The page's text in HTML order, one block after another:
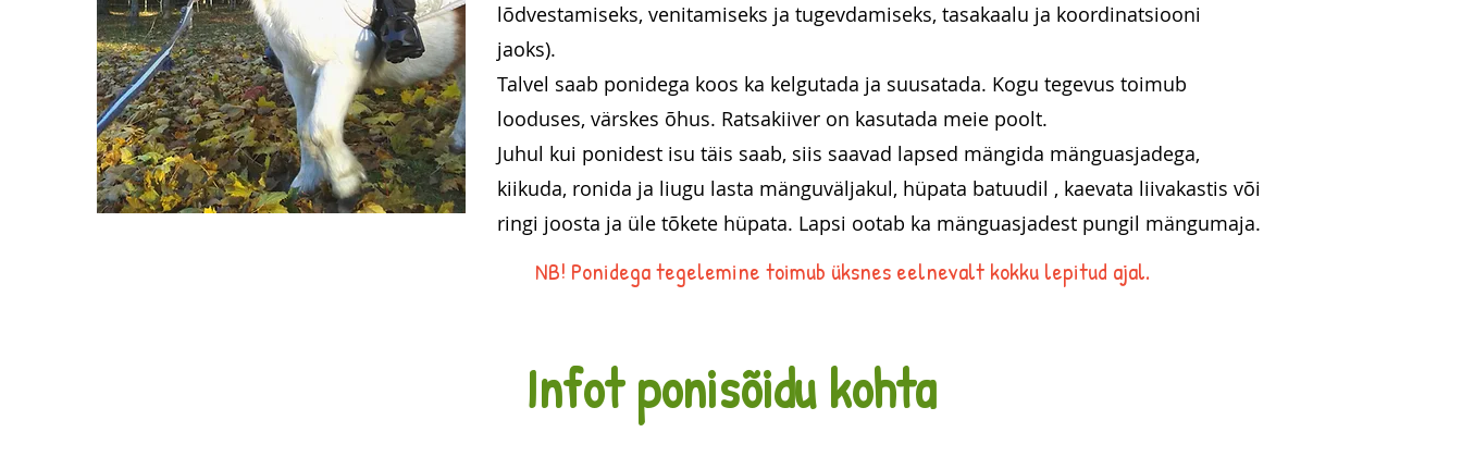
lõdvestamiseks, venitamiseks ja tugevdamiseks, tasakaalu ja koordinatsiooni
jaoks).
Talvel saab ponidega koos ka kelgutada ja suusatada. Kogu tegevus toimub
looduses, värskes õhus. Ratsakiiver on kasutada meie poolt.
Juhul kui ponidest isu täis saab, siis saavad lapsed mängida mänguasjadega,
kiikuda, ronida ja liugu lasta mänguväljakul, hüpata batuudil , kaevata liivakastis või
ringi joosta ja üle tõkete hüpata. Lapsi ootab ka mänguasjadest pungil mängumaja.
NB! Ponidega tegelemine toimub üksnes eelnevalt kokku lepitud ajal.
Infot ponisõidu kohta